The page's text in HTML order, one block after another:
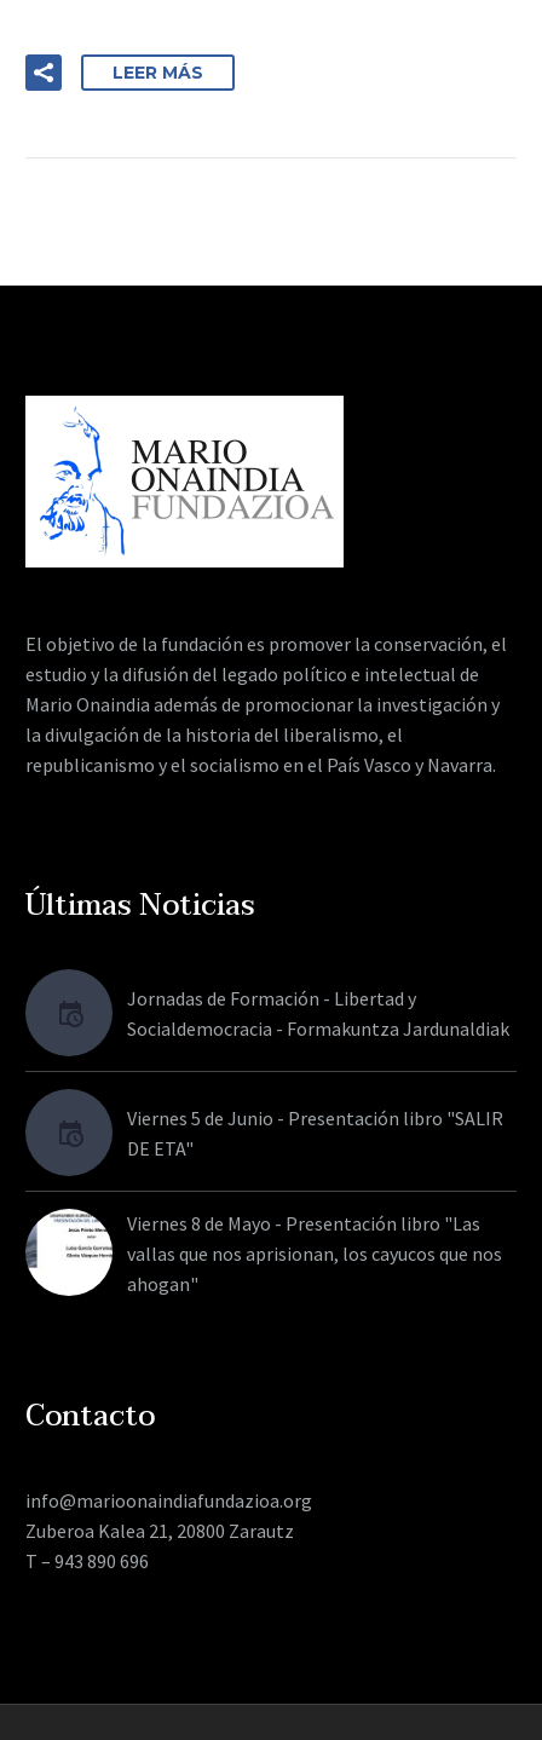
LEER MÁS
El objetivo de la fundación es promover la conservación, el
estudio y la difusión del legado político e intelectual de
Mario Onaindia además de promocionar la investigación y
la divulgación de la historia del liberalismo, el
republicanismo y el socialismo en el País Vasco y Navarra.
Últimas Noticias
Jornadas de Formación - Libertad y
Socialdemocracia - Formakuntza Jardunaldiak
Viernes 5 de Junio - Presentación libro "SALIR
DE ETA"
Viernes 8 de Mayo - Presentación libro "Las
vallas que nos aprisionan, los cayucos que nos
ahogan"
Contacto
info@marioonaindiafundazioa.org
Zuberoa Kalea 21, 20800 Zarautz
T – 943 890 696